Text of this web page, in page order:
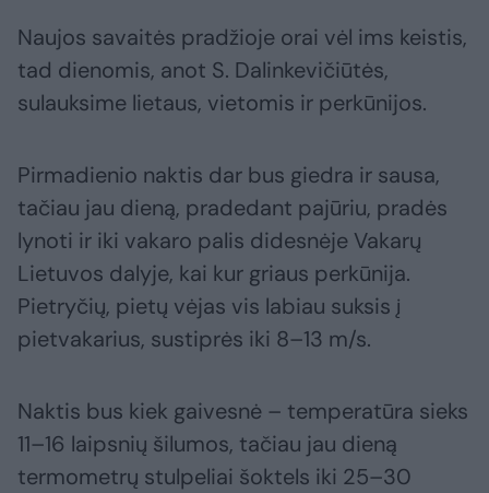
Naujos savaitės pradžioje orai vėl ims keistis,
tad dienomis, anot S. Dalinkevičiūtės,
sulauksime lietaus, vietomis ir perkūnijos.
Pirmadienio naktis dar bus giedra ir sausa,
tačiau jau dieną, pradedant pajūriu, pradės
lynoti ir iki vakaro palis didesnėje Vakarų
Lietuvos dalyje, kai kur griaus perkūnija.
Pietryčių, pietų vėjas vis labiau suksis į
pietvakarius, sustiprės iki 8–13 m/s.
Naktis bus kiek gaivesnė – temperatūra sieks
11–16 laipsnių šilumos, tačiau jau dieną
termometrų stulpeliai šoktels iki 25–30